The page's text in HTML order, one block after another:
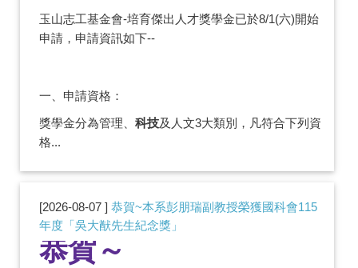
玉山志工基金會-培育傑出人才獎學金已於8/1(六)開始
申請，申請資訊如下--
一、申請資格：
獎學金分為管理、 科技及人文3大類別，凡符合下列資
格...
2026-08-07
恭賀~本系彭朋瑞副教授榮獲國科會115
年度「吳大猷先生紀念獎」
恭賀～